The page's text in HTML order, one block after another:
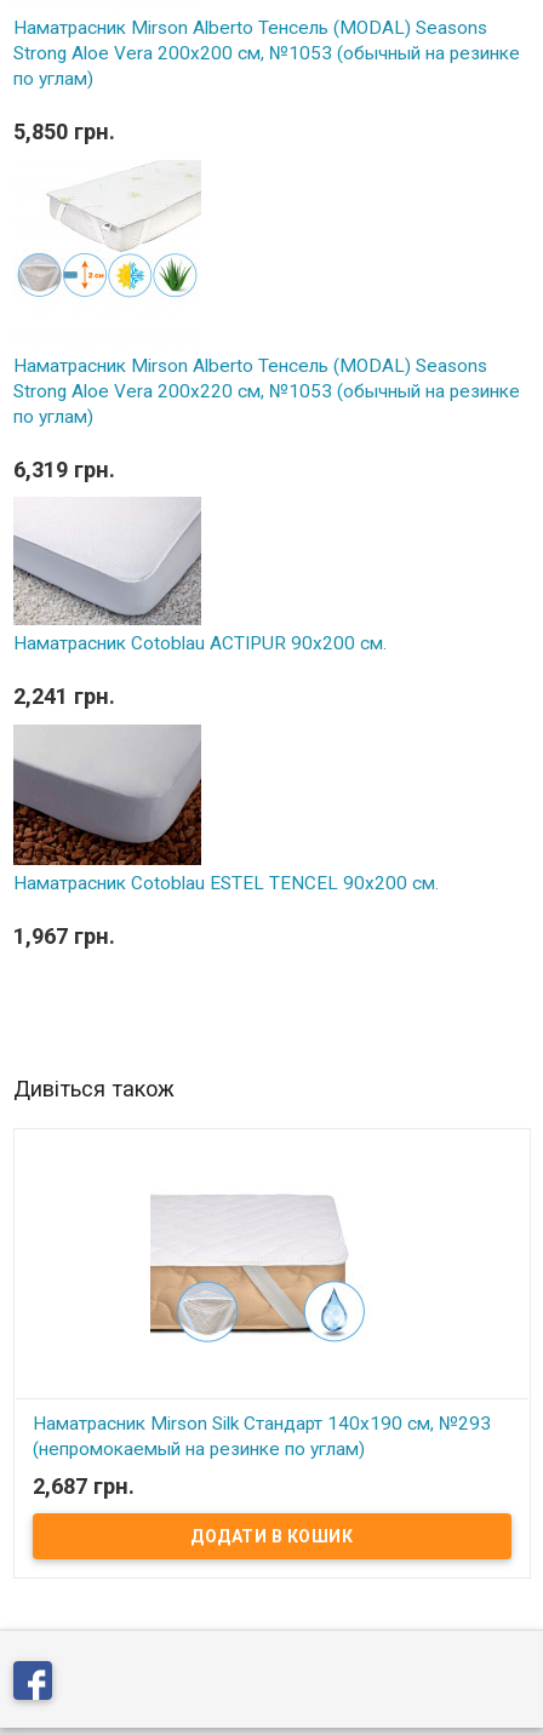
Наматрасник Mirson Alberto Тенсель (MODAL) Seasons
Strong Aloe Vera 200x200 см, №1053 (обычный на резинке
по углам)
5,850 грн.
Наматрасник Mirson Alberto Тенсель (MODAL) Seasons
Strong Aloe Vera 200x220 см, №1053 (обычный на резинке
по углам)
6,319 грн.
Наматрасник Cotoblau ACTIPUR 90х200 см.
2,241 грн.
Наматрасник Cotoblau ESTEL TENCEL 90х200 см.
1,967 грн.
Дивіться також
Наматрасник Mirson Silk Стандарт 140x190 см, №293
(непромокаемый на резинке по углам)
В наявності
Наматрасник Mirson Silk Стандарт 140x190 см, №293
(непромокаемый на резинке по углам) Размер: 140x190 см.
Чехол: Итальянский Микросатин (стеганный). Наполнитель: 30%
марка: Mirson. Серия Standart Waterproof непромокаемый: Серия
Мирсон, самая практичная, и при этом обладает оптимальным
соотношением цены/качества, а по многим параметрам не
уступает более дорогим наматрасникам из других серий.
Непромокаемые наматрасники данной серии STANDARD
2,687 грн.